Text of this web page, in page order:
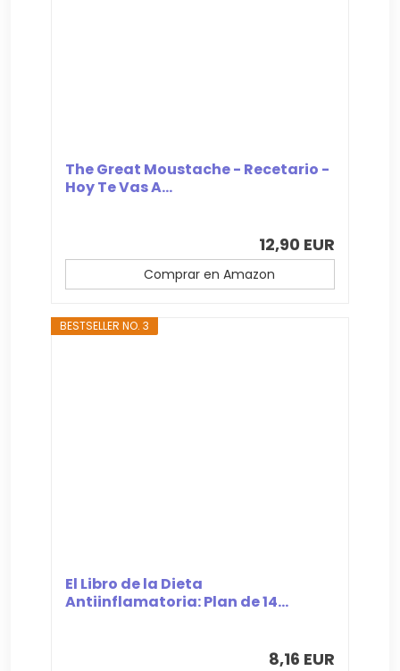
The Great Moustache - Recetario -
Hoy Te Vas A...
12,90 EUR
Comprar en Amazon
BESTSELLER NO. 3
El Libro de la Dieta
Antiinflamatoria: Plan de 14...
8,16 EUR